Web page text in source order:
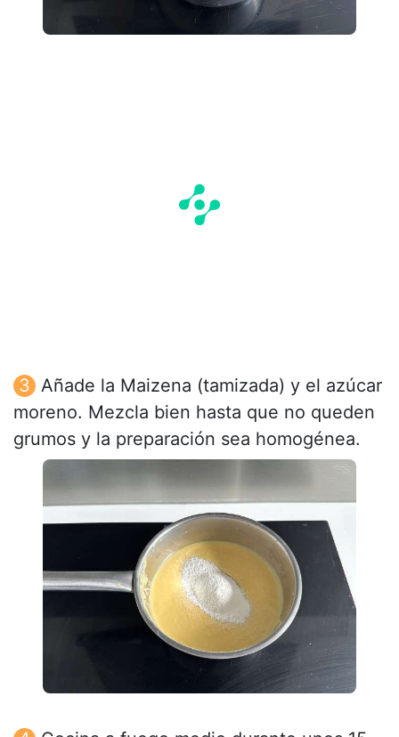
Añade la Maizena (tamizada) y el azúcar
moreno. Mezcla bien hasta que no queden
grumos y la preparación sea homogénea.